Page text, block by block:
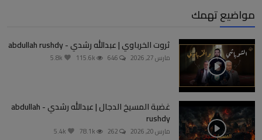
مواضيع تهمك
ثروت الخرباوي | عبدالله رشدي - abdullah rushdy
مارس 27, 2026
غضبة المسيخ الدجال | عبدالله رشدي - abdullah
rushdy
مارس 20, 2026